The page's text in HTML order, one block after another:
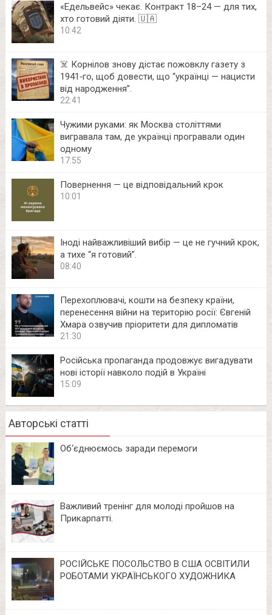
«Едельвейс» чекає. Контракт 18–24 — для тих,
хто готовий діяти. 🇺🇦
10:42
☠️ Корнілов знову дістає пожовклу газету з
1941‑го, щоб довести, що “українці — нацисти
від народження”.
22:41
Чужими руками: як Москва століттями
вигравала там, де українці програвали один
одному
17:55
Повернення — це відповідальний крок
10:01
Іноді найважливіший вибір — це не гучний крок,
а тихе “я готовий”.
08:40
Перехоплювачі, кошти на безпеку країни,
перенесення війни на територію росії: Євгеній
Хмара озвучив пріоритети для дипломатів
21:30
Російська пропаганда продовжує вигадувати
нові історії навколо подій в Україні
15:09
Авторські статті
Об‘єднюємось заради перемоги
Важливий тренінг для молоді пройшов на
Прикарпатті.
РОСІЙСЬКЕ ПОСОЛЬСТВО В США ОСВІТИЛИ
РОБОТАМИ УКРАЇНСЬКОГО ХУДОЖНИКА